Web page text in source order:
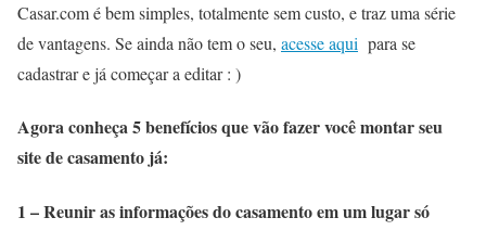
Casar.comé bem simples, totalmente sem custo, e traz uma série
de vantagens. Se ainda não tem o seu, acesse aqui para se
cadastrar e já começar a editar : )
Agora conheça 5 benefícios que vão fazer você montar seu
site de casamento já:
1 – Reunir as informações do casamento em um lugar só